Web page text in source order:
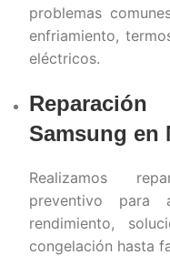
problemas
enfriamiento,
eléctricos.
Samsung en
Realizamos
preventivo para
rendimiento,
congelación hasta